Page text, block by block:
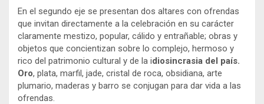
En el segundo eje se presentan dos altares con ofrendas
que invitan directamente a la celebración en su carácter
claramente mestizo, popular, cálido y entrañable; obras y
objetos que concientizan sobre lo complejo, hermoso y
rico del patrimonio cultural y de la idiosincrasia del país.
Oro, plata, marfil, jade, cristal de roca, obsidiana, arte
plumario, maderas y barro se conjugan para dar vida a las
ofrendas.